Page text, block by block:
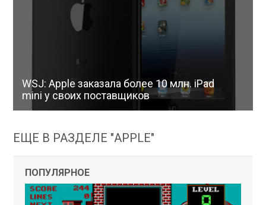
WSJ: Apple заказала более 10 млн. iPad
mini у своих поставщиков
ЕЩЕ В РАЗДЕЛЕ "APPLE"
ПОПУЛЯРНОЕ